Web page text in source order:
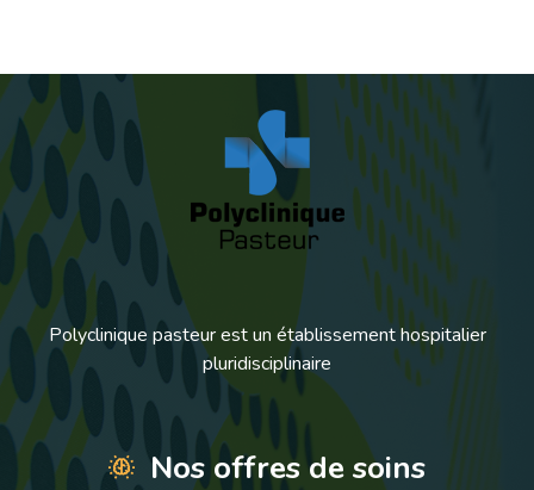
Polyclinique pasteur est un établissement hospitalier
pluridisciplinaire
Nos offres de soins